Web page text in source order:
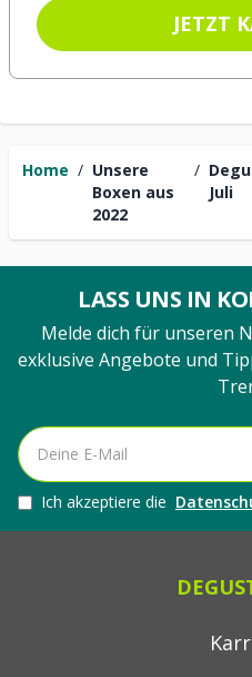
Home / Unsere
Boxen aus
2022
/
Juli
JETZT
LASS UNS IN
Melde dich für unseren
exklusive Angebote und
Ich akzeptiere die